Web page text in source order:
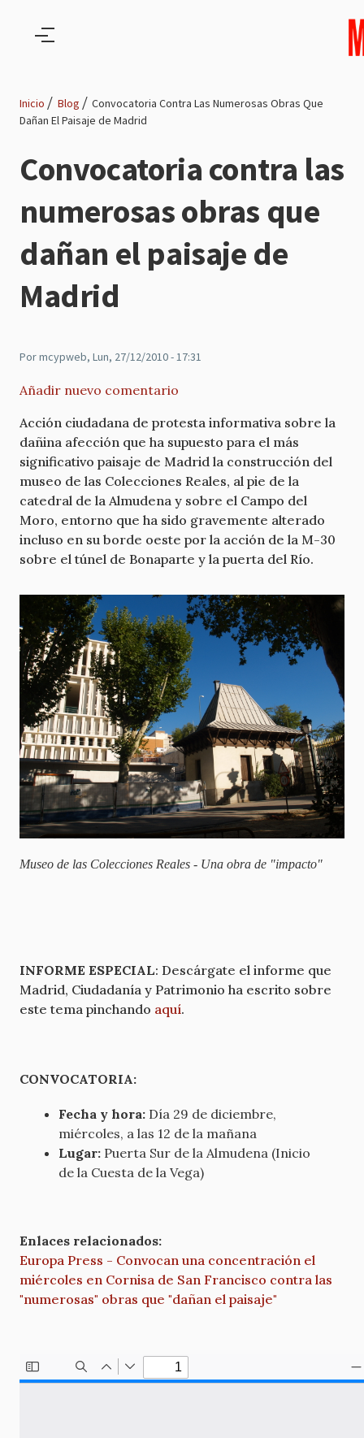
de
navegación
Inicio Blog
Convocatoria Contra Las Numerosas Obras Que
Dañan El Paisaje de Madrid
Convocatoria contra las
numerosas obras que
dañan el paisaje de
Madrid
Pormcypweb, Lun, 27/12/2010 - 17:31
Añadir nuevo comentario
Acción ciudadana de protesta informativa sobre la
dañina afección que ha supuesto para el más
significativo paisaje de Madrid la construcción del
museo de las Colecciones Reales, al pie de la
catedral de la Almudena y sobre el Campo del
Moro, entorno que ha sido gravemente alterado
incluso en su borde oeste por la acción de la M-30
sobre el túnel de Bonaparte y la puerta del Río.
Museo de las Colecciones Reales - Una obra de "impacto"
INFORME ESPECIAL: Descárgate el informe que
Madrid, Ciudadanía y Patrimonio ha escrito sobre
este tema pinchando aquí.
CONVOCATORIA:
Fecha y hora: Día 29 de diciembre,
miércoles, a las 12 de la mañana
Lugar: Puerta Sur de la Almudena (Inicio
de la Cuesta de la Vega)
Enlaces relacionados:
Europa Press - Convocan una concentración el
miércoles en Cornisa de San Francisco contra las
"numerosas" obras que "dañan el paisaje"